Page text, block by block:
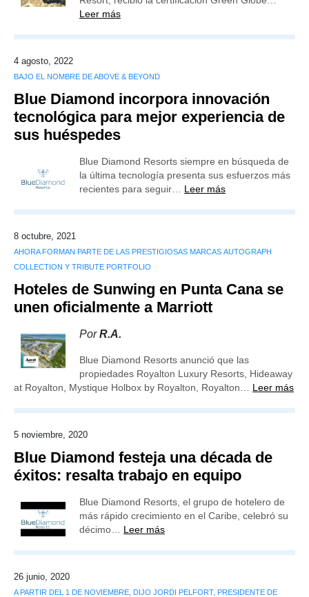
Leer más
4 agosto, 2022
BAJO EL NOMBRE DE ABOVE & BEYOND
Blue Diamond incorpora innovación
tecnológica para mejor experiencia de
sus huéspedes
Blue Diamond Resorts siempre en búsqueda de
la última tecnología presenta sus esfuerzos más
recientes para seguir… Leer más
8 octubre, 2021
AHORA FORMAN PARTE DE LAS PRESTIGIOSAS MARCAS AUTOGRAPH
COLLECTION Y TRIBUTE PORTFOLIO
Hoteles de Sunwing en Punta Cana se
unen oficialmente a Marriott
PorR.A.
Blue Diamond Resorts anunció que las
propiedades Royalton Luxury Resorts, Hideaway
at Royalton, Mystique Holbox by Royalton, Royalton… Leer más
5 noviembre, 2020
Blue Diamond festeja una década de
éxitos: resalta trabajo en equipo
Blue Diamond Resorts, el grupo de hotelero de
más rápido crecimiento en el Caribe, celebró su
décimo… Leer más
26 junio, 2020
A PARTIR DEL 1 DE NOVIEMBRE, DIJO JORDI PELFORT, PRESIDENTE DE